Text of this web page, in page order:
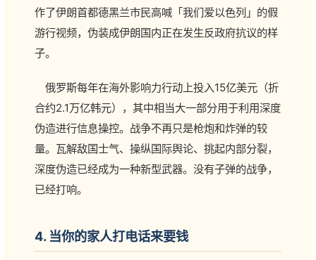
作了伊朗首都德黑兰市民高喊「我们爱以色列」的假
游行视频，伪装成伊朗国内正在发生反政府抗议的样
子。
俄罗斯每年在海外影响力行动上投入15亿美元（折
合约2.1万亿韩元），其中相当大一部分用于利用深度
伪造进行信息操控。战争不再只是枪炮和炸弹的较
量。瓦解敌国士气、操纵国际舆论、挑起内部分裂，
深度伪造已经成为一种新型武器。没有子弹的战争，
已经打响。
4. 当你的家人打电话来要钱